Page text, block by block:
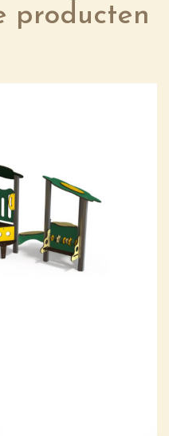
producten